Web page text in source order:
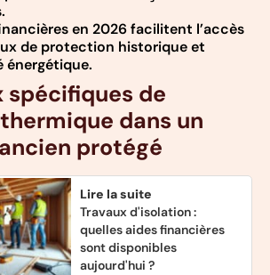
en 2026 facilitent l’accès
de protection historique et
énergétique.
spécifiques de
dans un
protégé
Lire la suite
Travaux d'isolation :
quelles aides financières
sont disponibles
aujourd'hui ?